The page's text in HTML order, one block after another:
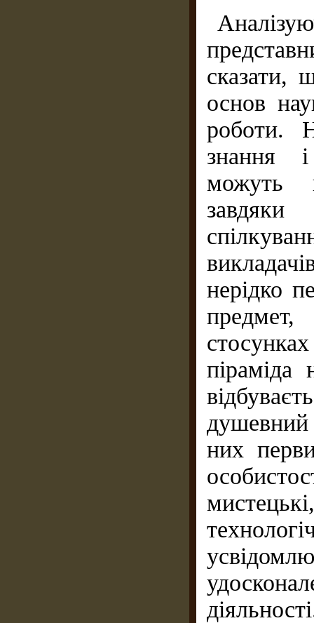
сказати,
основ
роботи.
знання
можуть
нерідко
піраміда
них